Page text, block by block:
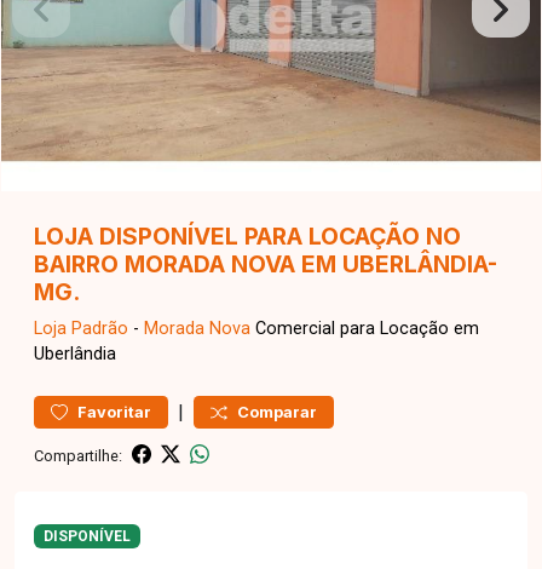
LOJA DISPONÍVEL PARA LOCAÇÃO NO
BAIRRO MORADA NOVA EM UBERLÂNDIA-
MG.
Loja Padrão - Morada Nova Comercial para Locação em
Uberlândia
Favoritar | Comparar
Compartilhe:
DISPONÍVEL